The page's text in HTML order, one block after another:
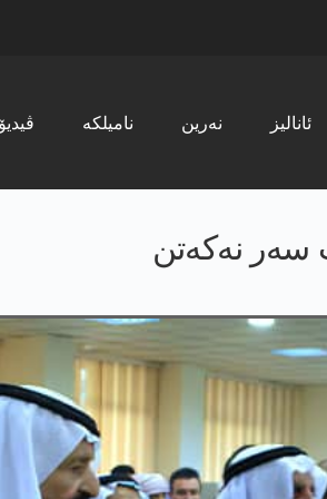
ڤیدیۆ نامیلکە نەرین ئانالیز
سه‌ر نه‌كه‌تن